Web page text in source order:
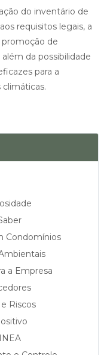
do inventário de
requisitos legais, a
promoção de
da possibilidade
para a
Condomínios
a Empresa
Riscos